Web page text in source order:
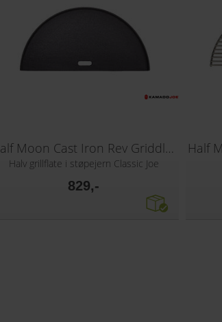
Half Moon Cast Iron Rev Griddle- CJ®
Halv grillflate i støpejern Classic Joe
829,-